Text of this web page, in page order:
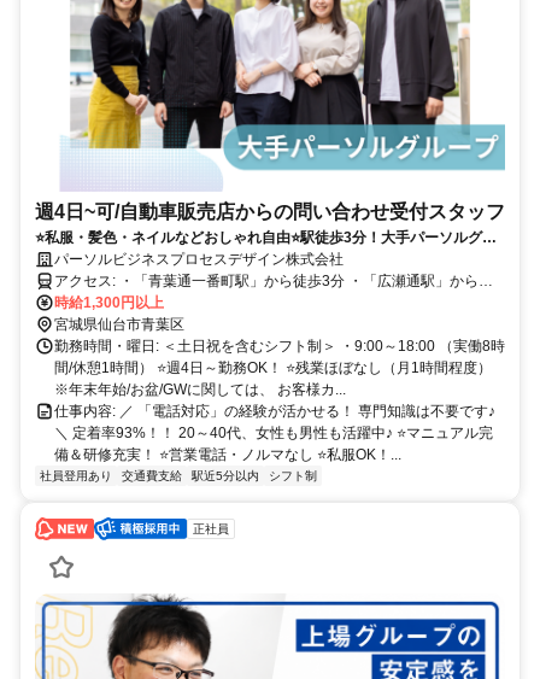
週4日~可/自動車販売店からの問い合わせ受付スタッフ
⭐私服・髪色・ネイルなどおしゃれ自由⭐駅徒歩3分！大手パーソルグル
ープで充実の福利厚生♪
パーソルビジネスプロセスデザイン株式会社
アクセス: ・「⻘葉通⼀番町駅」から徒歩3分 ・「広瀬通駅」から徒
歩5分
時給1,300円以上
宮城県仙台市青葉区
勤務時間・曜日: ＜土日祝を含むシフト制＞ ・9:00～18:00 （実働8時
間/休憩1時間） ⭐週4日～勤務OK！ ⭐残業ほぼなし（月1時間程度）
※年末年始/お盆/GWに関しては、 お客様カ...
仕事内容: ／ 「電話対応」の経験が活かせる！ 専門知識は不要です♪
＼ 定着率93%！！ 20～40代、女性も男性も活躍中♪ ⭐マニュアル完
備＆研修充実！ ⭐営業電話・ノルマなし ⭐私服OK！...
社員登用あり 交通費支給 駅近5分以内 シフト制
正社員